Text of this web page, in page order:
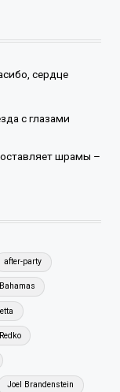
сердце
с глазами
шрамы –
after-party
Bahamas
Joel Brandenstein